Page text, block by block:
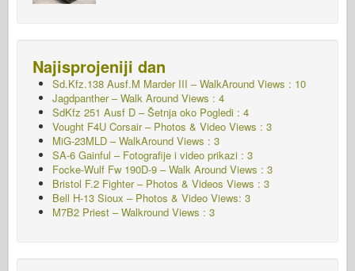
Najisprojeniji dan
Sd.Kfz.138 Ausf.M Marder III – WalkAround Views : 10
Jagdpanther – Walk Around Views : 4
SdKfz 251 Ausf D – Šetnja oko Pogledi : 4
Vought F4U Corsair – Photos & Video Views : 3
MiG-23MLD – WalkAround Views : 3
SA-6 Gainful – Fotografije i video prikazi : 3
Focke-Wulf Fw 190D-9 – Walk Around Views : 3
Bristol F.2 Fighter – Photos & Videos Views : 3
Bell H-13 Sioux – Photos & Video Views: 3
M7B2 Priest – Walkround Views : 3